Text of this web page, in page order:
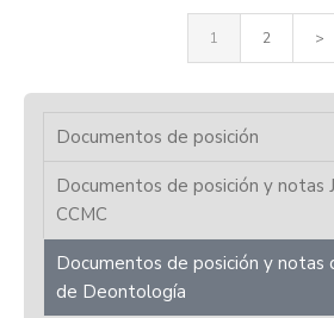
1 2 >
Documentos de posición
Documentos de posición y notas
CCMC
Documentos de posición y notas
de Deontología